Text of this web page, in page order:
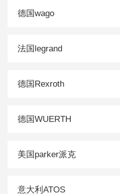
德国wago
法国legrand
德国Rexroth
德国WUERTH
美国parker派克
意大利ATOS